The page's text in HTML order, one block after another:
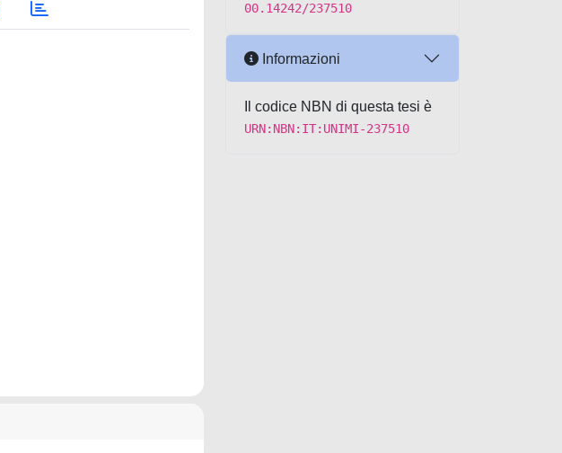
00.14242/237510
Informazioni
Il codice NBN di questa tesi è
URN:NBN:IT:UNIMI-237510